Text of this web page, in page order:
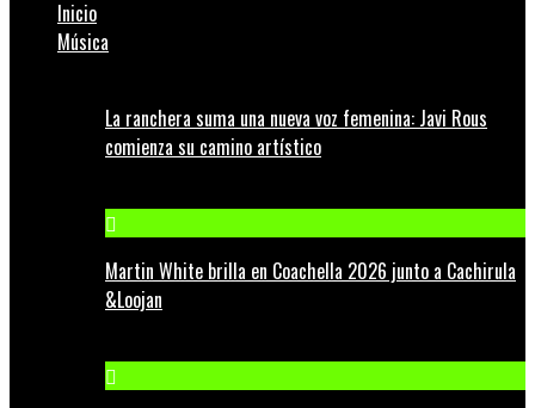
Inicio
Música
La ranchera suma una nueva voz femenina: Javi Rous
comienza su camino artístico
Martin White brilla en Coachella 2026 junto a Cachirula
&Loojan